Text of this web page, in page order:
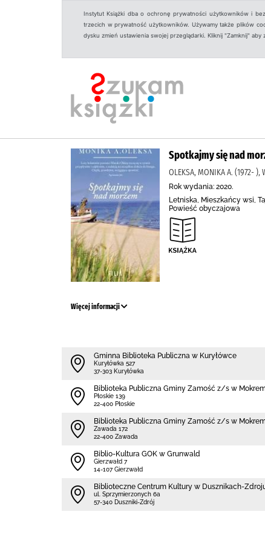
Instytut Książki dba o ochronę prywatności użytkowników i
trzecich w prywatność użytkowników. Używamy także plików
dysku zmień ustawienia swojej przeglądarki. Kliknij "Zamknij" aby
Spotkajmy się nad
OLEKSA, MONIKA A. (1972- ),
Rok wydania: 2020.
Letniska, Mieszkańcy wsi,
Powieść obyczajowa
Więcej informacji
Gminna Biblioteka Publiczna w Kuryłówce
Kuryłówka 527
37-303 Kuryłówka
Biblio­teka Publiczna Gminy Zamość z/s w
Płoskie 139
22-400 Płoskie
Biblio­teka Publiczna Gminy Zamość z/s w
Zawada 172
22-400 Zawada
Biblio-Kultura GOK w Grunwald
Gierzwałd 7
14-107 Gierzwałd
Biblioteczne Centrum Kultury w Dusznikach-
ul. Sprzymierzonych 6a
57-340 Duszniki-Zdrój